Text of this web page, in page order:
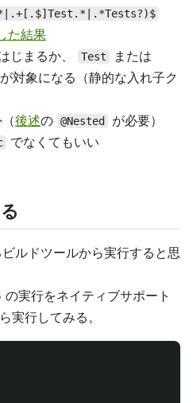
た結果
じまるか、 Test または
対象になる（静的な入れ子ク
後述の @Nested
が必要）
でなくてもいい
ルドツールから実行すると思
実行をネイティブサポート
実行してみる。